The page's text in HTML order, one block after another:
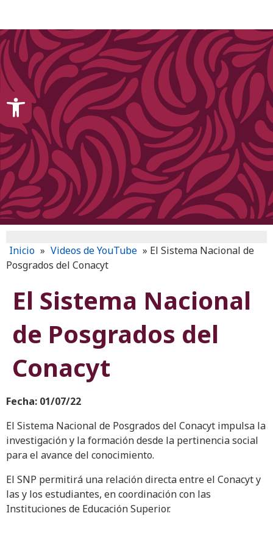
Inicio » Videos de YouTube » El Sistema Nacional de
Posgrados del Conacyt
El Sistema Nacional
de Posgrados del
Conacyt
Fecha: 01/07/22
El Sistema Nacional de Posgrados del Conacyt impulsa la
investigación y la formación desde la pertinencia social
para el avance del conocimiento.
El SNP permitirá una relación directa entre el Conacyt y
las y los estudiantes, en coordinación con las
Instituciones de Educación Superior.
Open toolbar